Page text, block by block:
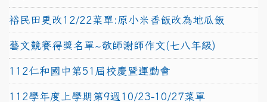
裕民田更改12/22菜單:原小米香飯改為地瓜飯
藝文競賽得獎名單~敬師謝師作文(七八年級)
112仁和國中第51屆校慶暨運動會
112學年度上學期第9週10/23-10/27菜單